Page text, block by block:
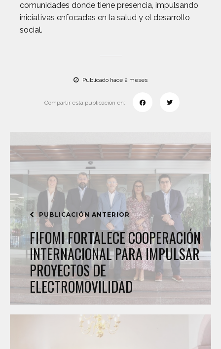
comunidades donde tiene presencia, impulsando
iniciativas enfocadas en la salud y el desarrollo
social.
Publicado hace 2 meses
Compartir esta publicación en:
PUBLICACIÓN ANTERIOR
FIFOMI FORTALECE COOPERACIÓN
INTERNACIONAL PARA IMPULSAR
PROYECTOS DE
ELECTROMOVILIDAD